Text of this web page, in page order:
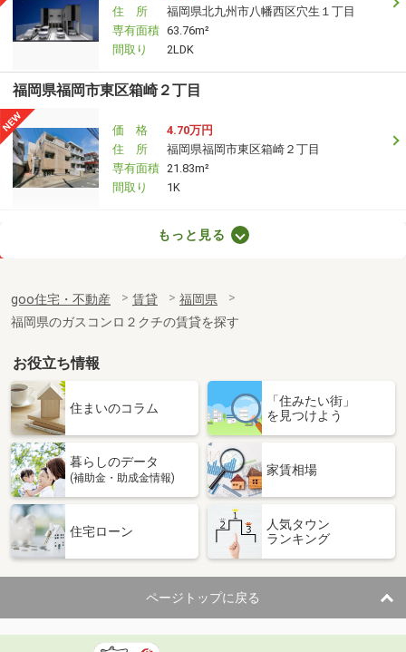
住 所
福岡県北九州市八幡西区穴生１丁目
専有面積 63.76m²
間取り
2LDK
福岡県福岡市東区箱崎２丁目
価 格
4.70万円
住 所
福岡県福岡市東区箱崎２丁目
専有面積 21.83m²
間取り
1K
福岡県北九州市八幡西区大字本城
専有面積
79.3m²
間取り
3LDK
福岡県福岡市早良区祖原
価 格
13.80万円
福岡県福岡市早良区祖原
専有面積 48.95m²
間取り
福岡県福岡市博多区博多駅南２丁目
住 所
福岡県福岡市博多区博多駅南２丁目
専有面積 24m²
間取り
1K
福岡県福岡市中央区大名２丁目
もっと見る
goo住宅・不動産 賃貸
福岡県
福岡県のガスコンロ２クチの賃貸を探す
お役立ち情報
住まいのコラム
「住みたい街」
を見つけよう
暮らしのデータ
(補助金・助成金情報)
家賃相場
住宅ローン
人気タウン
ランキング
ページトップに戻る